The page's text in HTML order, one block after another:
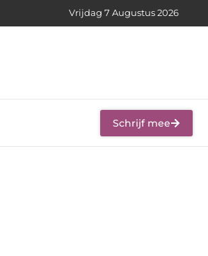
Vrijdag 7 Augustus 2026
Schrijf mee